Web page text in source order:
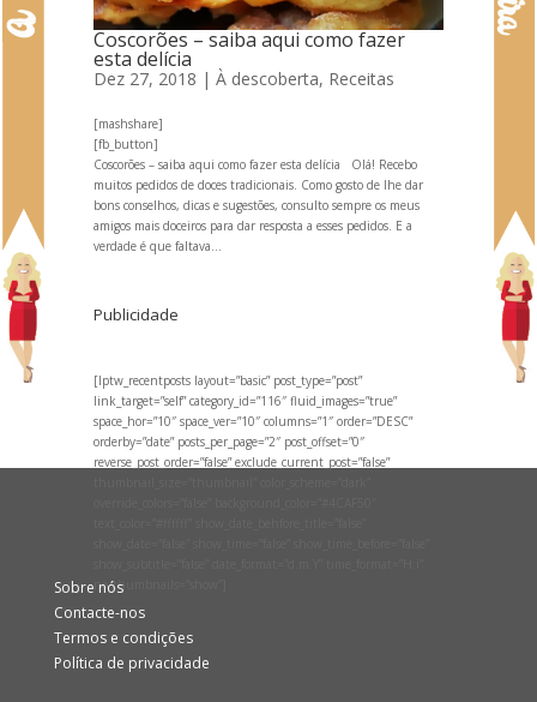
Coscorões – saiba aqui como fazer
esta delícia
Dez 27, 2018 | À descoberta, Receitas
[mashshare]
[fb_button]
Coscorões – saiba aqui como fazer esta delícia Olá! Recebo
muitos pedidos de doces tradicionais. Como gosto de lhe dar
bons conselhos, dicas e sugestões, consulto sempre os meus
amigos mais doceiros para dar resposta a esses pedidos. E a
verdade é que faltava...
Publicidade
[lptw_recentposts layout=”basic” post_type=”post”
link_target=”self” category_id=”116″ fluid_images=”true”
space_hor=”10″ space_ver=”10″ columns=”1″ order=”DESC”
orderby=”date” posts_per_page=”2″ post_offset=”0″
reverse_post_order=”false” exclude_current_post=”false”
no_thumbnails=”show”]
Sobre nós
Contacte-nos
Termos e condições
Política de privacidade